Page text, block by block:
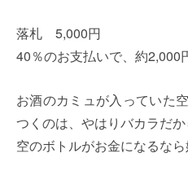
落札 5,000円
40％のお支払いで、約2,000
お酒のカミュが入っていた
つくのは、やはりバカラだか
空のボトルがお金になるなら